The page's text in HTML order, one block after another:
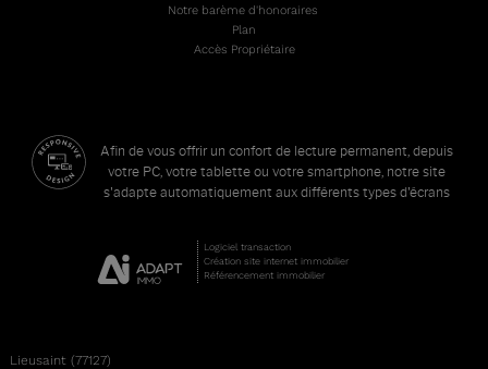
Notre barème d'honoraires
Plan
Accès Propriétaire
Afin de vous offrir un confort de lecture permanent, depuis
votre PC, votre tablette ou votre smartphone, notre site
s'adapte automatiquement aux différents types d'écrans
Logiciel transaction
Création site internet immobilier
Référencement immobilier
Lieusaint (77127)